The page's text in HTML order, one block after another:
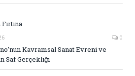
0
Kavramsal Sanat Evreni ve
Saf Gerçekliği